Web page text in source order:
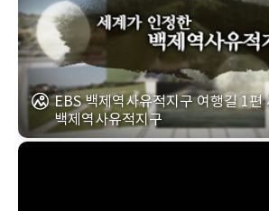
EBS 백제역사유적지구 여행길 1편
백제역사유적지구